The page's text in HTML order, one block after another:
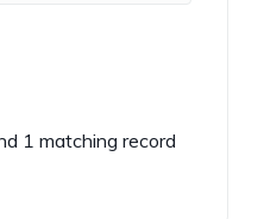
1 matching record